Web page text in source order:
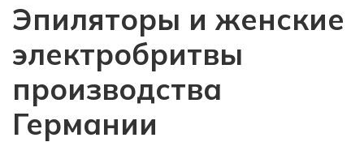
Эпиляторы и женские
электробритвы
производства
Германии